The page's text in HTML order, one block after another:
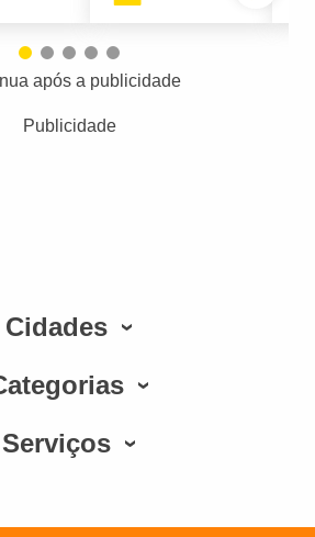
após a publicidade
Publicidade
Cidades
Serviços